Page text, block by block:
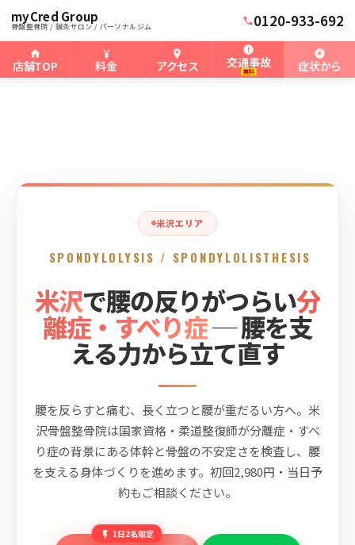
myCred Group
骨盤整骨院 / 鍼灸サロン / パーソナルジム 0120-933-692
店舗TOP 料金 アクセス 交通事故
無料 症状から
ホーム › 米沢骨盤整骨院 米沢の分離症、すべり症
米沢エリア
SPONDYLOLYSIS / SPONDYLOLISTHESIS
米沢で腰の反りがつらい分
離症・すべり症─ 腰を支
える力から立て直す
腰を反らすと痛む、長く立つと腰が重だるい方へ。米
沢骨盤整骨院は国家資格・柔道整復師が分離症・すべ
り症の背景にある体幹と骨盤の不安定さを検査し、腰
を支える身体づくりを進めます。初回2,980円・当日予
約もご相談ください。
1日2名限定